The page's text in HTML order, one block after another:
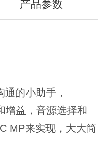
产品参数
的小助手，
增益，音源选择和
MP来实现， 大大简